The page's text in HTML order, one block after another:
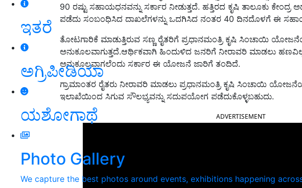
ಇತರೆ
ಅಗ್ರಿಪೀಡಿಯಾ
ಯಶೋಗಾಥೆ
Photo Gallery
We capture the best photos around events, exhibitions happening
90 ರಷ್ಟು ಸಹಾಯಧನವನ್ನು ಸರ್ಕಾರ ನೀಡುತ್ತದೆ. ಹತ್ತಿರದ ಕೃಷಿ ತಾಲೂಕು
ಪಡೆದು ಸಂಬಂಧಿಸಿದ ದಾಖಲೆಗಳನ್ನು ಒದಗಿಸಿದ ನಂತರ 40 ದಿನದೊಳಗೆ ಈ
ತೋಟಗಾರಿಕೆ ಮಾಡುತ್ತಿರುವ ಸಣ್ಣ ರೈತರಿಗೆ ಪ್ರಧಾನಮಂತ್ರಿ ಕೃಷಿ ಸಿಂಚಾಯಿ
ಅನುಕೂಲವಾಗುತ್ತದೆ.ಆರ್ಥಿಕವಾಗಿ ಹಿಂದುಳಿದ ಜನರಿಗೆ ನೀರಾವರಿ ಮಾಡಲು
ಅನುಕೂಲವಾಗಲೆಂದು ಸರ್ಕಾರ ಈ ಯೋಜನೆ ಜಾರಿಗೆ ತಂದಿದೆ.
ಗ್ರಾಮಾಂತರ ರೈತರು ನೀರಾವರಿ ಮಾಡಲು ಪ್ರಧಾನಮಂತ್ರಿ ಕೃಷಿ ಸಿಂಚಾಯಿ
ಇಲಾಖೆಯಿಂದ ಸಿಗುವ ಸೌಲಭ್ಯವನ್ನು ಸದುಪಯೋಗ ಪಡೆದುಕೊಳ್ಳಬಹುದು.
ADVERTISEMENT